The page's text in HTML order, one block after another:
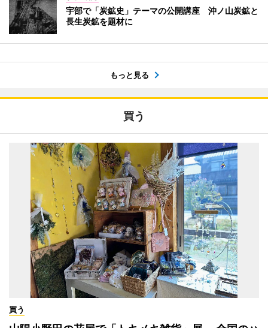
宇部で「炭鉱史」テーマの公開講座 沖ノ山炭鉱と
長生炭鉱を題材に
もっと見る
買う
買う